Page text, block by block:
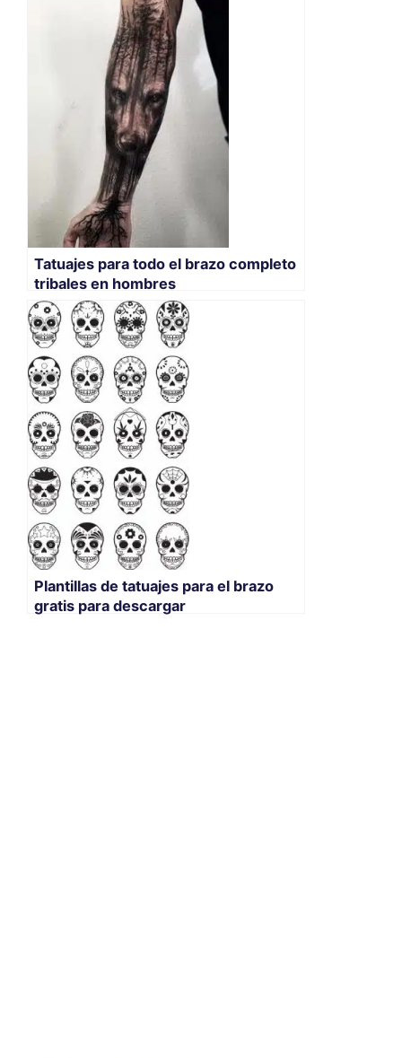
Tatuajes para todo el brazo completo
tribales en hombres
Plantillas de tatuajes para el brazo
gratis para descargar